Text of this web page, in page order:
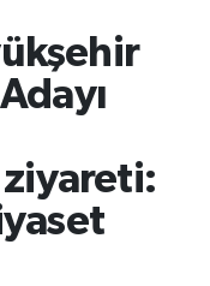
ziyareti: